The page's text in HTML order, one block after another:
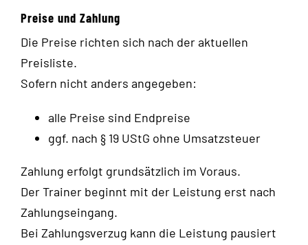
Preise und Zahlung
Die Preise richten sich nach der aktuellen
Preisliste.
Sofern nicht anders angegeben:
alle Preise sind Endpreise
ggf. nach § 19 UStG ohne Umsatzsteuer
Zahlung erfolgt grundsätzlich im Voraus.
Der Trainer beginnt mit der Leistung erst nach
Zahlungseingang.
Bei Zahlungsverzug kann die Leistung pausiert